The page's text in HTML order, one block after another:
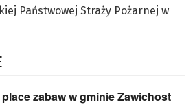
Państwowej Straży Pożarnej w
zabaw w gminie Zawichost